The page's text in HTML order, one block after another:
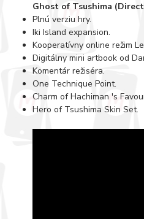
Ghost of Tsushima
Plnú verziu hry.
Iki Island expansion.
Kooperatívny online režim
Digitálny mini artbook od
Komentár režiséra.
One Technique Point.
Charm of Hachiman 's
Hero of Tsushima Skin Set.